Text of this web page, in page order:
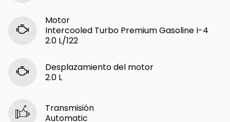
Motor
Intercooled Turbo Premium Gasoline I-4
2.0 L/122
Desplazamiento del motor
2.0 L
Transmisión
Automatic